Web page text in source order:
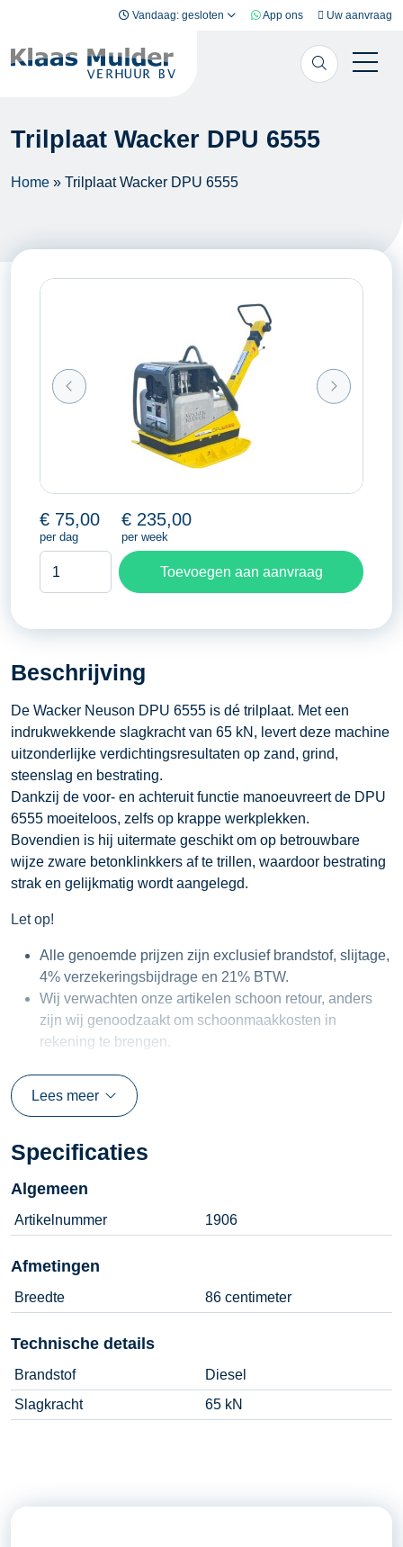
Vandaag: gesloten App ons Uw aanvraag
Trilplaat Wacker DPU 6555
Home » Trilplaat Wacker DPU 6555
€ 75,00
per dag
€ 235,00
per week
6555
Toevoegen aan aanvraag
Beschrijving
De Wacker Neuson DPU 6555 is dé trilplaat. Met een
indrukwekkende slagkracht van 65 kN, levert deze machine
uitzonderlijke verdichtingsresultaten op zand, grind,
steenslag en bestrating.
Dankzij de voor- en achteruit functie manoeuvreert de DPU
6555 moeiteloos, zelfs op krappe werkplekken.
Bovendien is hij uitermate geschikt om op betrouwbare
wijze zware betonklinkkers af te trillen, waardoor bestrating
strak en gelijkmatig wordt aangelegd.
Let op!
Alle genoemde prijzen zijn exclusief brandstof, slijtage,
4% verzekeringsbijdrage en 21% BTW.
Wij verwachten onze artikelen schoon retour, anders
zijn wij genoodzaakt om schoonmaakkosten in
rekening te brengen.
Lees meer
Specificaties
Algemeen
Artikelnummer 1906
Afmetingen
Breedte 86 centimeter
Technische details
Brandstof
Diesel
Slagkracht
65 kN